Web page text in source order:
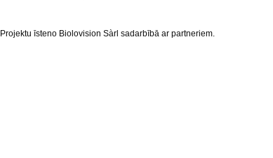
Projektu īsteno Biolovision Sàrl sadarbībā ar partneriem.